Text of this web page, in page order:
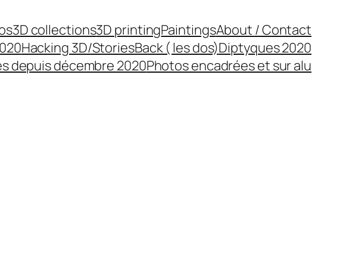
3D collections3D printingPaintingsAbout / Contact
Hacking 3D/StoriesBack ( les dos)Diptyques 2020
depuis décembre 2020Photos encadrées et sur alu